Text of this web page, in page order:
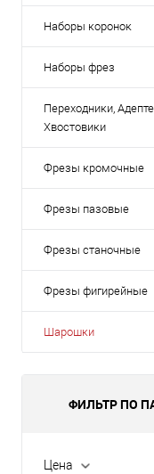
Наборы коронок
Наборы фрез
Переходники,
Хвостовики
Фрезы кромочные
Фрезы пазовые
Фрезы станочные
Фрезы фигирейные
Шарошки
ФИЛЬТР ПО
Цена